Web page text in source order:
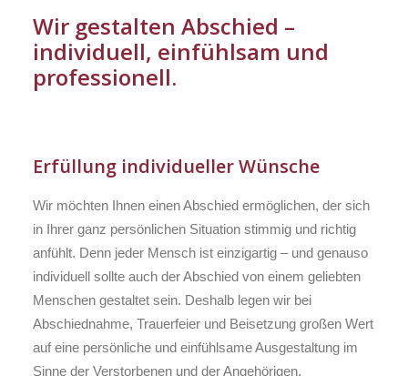
Wir gestalten Abschied –
individuell, einfühlsam und
professionell.
Erfüllung individueller Wünsche
Wir möchten Ihnen einen Abschied ermöglichen, der sich
in Ihrer ganz persönlichen Situation stimmig und richtig
anfühlt. Denn jeder Mensch ist einzigartig – und genauso
individuell sollte auch der Abschied von einem geliebten
Menschen gestaltet sein. Deshalb legen wir bei
Abschiednahme, Trauerfeier und Beisetzung großen Wert
auf eine persönliche und einfühlsame Ausgestaltung im
Sinne der Verstorbenen und der Angehörigen.